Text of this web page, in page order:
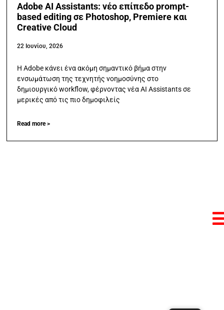
Adobe AI Assistants: νέο επίπεδο prompt-
based editing σε Photoshop, Premiere και
Creative Cloud
22 Ιουνίου, 2026
Η Adobe κάνει ένα ακόμη σημαντικό βήμα στην
ενσωμάτωση της τεχνητής νοημοσύνης στο
δημιουργικό workflow, φέρνοντας νέα AI Assistants σε
μερικές από τις πιο δημοφιλείς
Read more >